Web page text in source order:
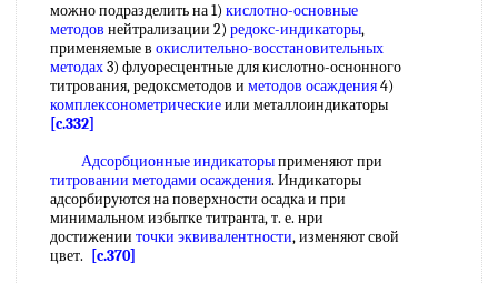
можно подразделить на 1) кислотно-основные
методов нейтрализации 2) редокс-индикаторы,
применяемые в окислительно-восстановительных
методах3) флуоресцентные для кислотно-оснонного
титрования, редоксметодов и методов осаждения4)
комплексонометрическиеили металлоиндикаторы
[c.332]
Адсорбционные индикаторыприменяют при
титровании методами осаждения. Индикаторы
адсорбируются на поверхности осадка и при
минимальном избытке титранта, т. е. нри
достижении точки эквивалентности, изменяют свой
цвет.
[c.370]